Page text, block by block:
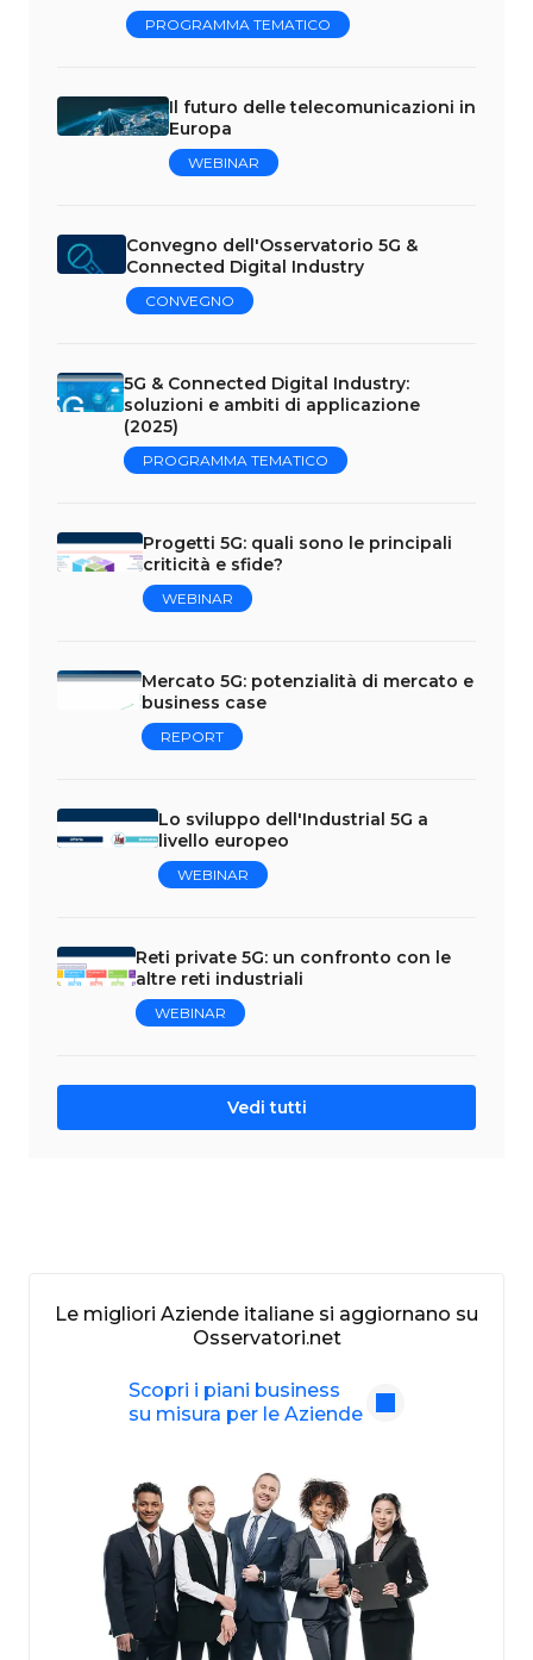
PROGRAMMA TEMATICO
Il futuro delle telecomunicazioni in
Europa
WEBINAR
Convegno dell'Osservatorio 5G &
Connected Digital Industry
CONVEGNO
5G & Connected Digital Industry:
soluzioni e ambiti di applicazione
(2025)
PROGRAMMA TEMATICO
Progetti 5G: quali sono le principali
criticità e sfide?
WEBINAR
Mercato 5G: potenzialità di mercato e
business case
REPORT
Lo sviluppo dell'Industrial 5G a
livello europeo
WEBINAR
Reti private 5G: un confronto con le
altre reti industriali
WEBINAR
Vedi tutti
Le migliori Aziende italiane si aggiornano su
Osservatori.net
Scopri i piani business
su misura per le Aziende